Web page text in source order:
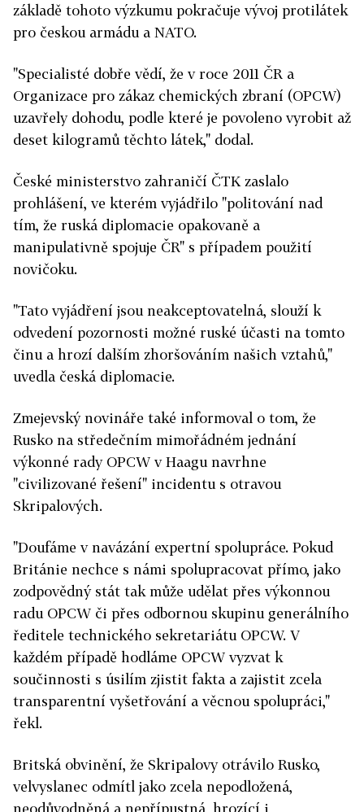
základě tohoto výzkumu pokračuje vývoj protilátek
pro českou armádu a NATO.
"Specialisté dobře vědí, že v roce 2011 ČR a
Organizace pro zákaz chemických zbraní (OPCW)
uzavřely dohodu, podle které je povoleno vyrobit až
deset kilogramů těchto látek," dodal.
České ministerstvo zahraničí ČTK zaslalo
prohlášení, ve kterém vyjádřilo "politování nad
tím, že ruská diplomacie opakovaně a
manipulativně spojuje ČR" s případem použití
novičoku.
"Tato vyjádření jsou neakceptovatelná, slouží k
odvedení pozornosti možné ruské účasti na tomto
činu a hrozí dalším zhoršováním našich vztahů,"
uvedla česká diplomacie.
Zmejevský novináře také informoval o tom, že
Rusko na středečním mimořádném jednání
výkonné rady OPCW v Haagu navrhne
"civilizované řešení" incidentu s otravou
Skripalových.
"Doufáme v navázání expertní spolupráce. Pokud
Británie nechce s námi spolupracovat přímo, jako
zodpovědný stát tak může udělat přes výkonnou
radu OPCW či přes odbornou skupinu generálního
ředitele technického sekretariátu OPCW. V
každém případě hodláme OPCW vyzvat k
součinnosti s úsilím zjistit fakta a zajistit zcela
transparentní vyšetřování a věcnou spolupráci,"
řekl.
Britská obvinění, že Skripalovy otrávilo Rusko,
velvyslanec odmítl jako zcela nepodložená,
neodůvodněná a nepřípustná, hrozící i